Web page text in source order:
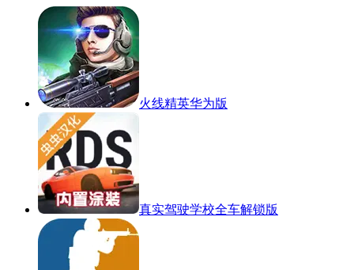
火线精英华为版
真实驾驶学校全车解锁版